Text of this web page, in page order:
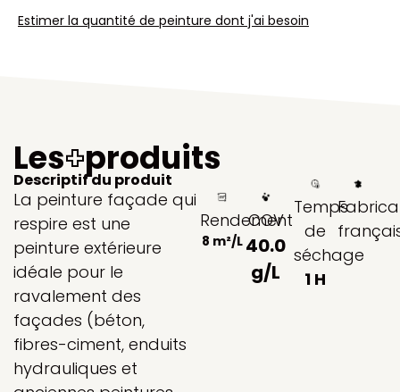
Estimer la quantité de peinture dont j'ai besoin
Les+produits
Descriptif du produit
La peinture façade qui
respire est une
peinture extérieure
idéale pour le
ravalement des
façades (béton,
fibres-ciment, enduits
hydrauliques et
Rendement
8 m²/L
COV
40.0
g/L
Temps
de
séchage
1 H